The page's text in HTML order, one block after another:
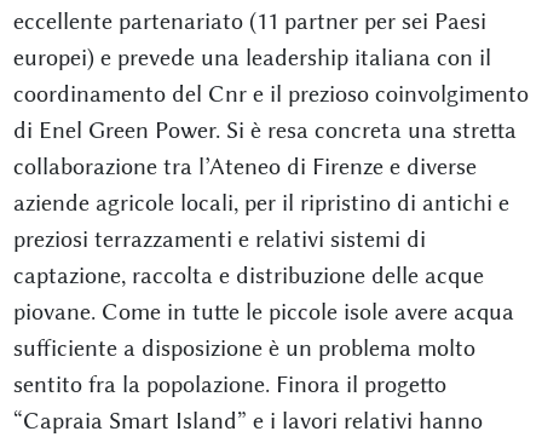
eccellente partenariato (11 partner per sei Paesi
europei) e prevede una leadership italiana con il
coordinamento del Cnr e il prezioso coinvolgimento
di Enel Green Power. Si è resa concreta una stretta
collaborazione tra l’Ateneo di Firenze e diverse
aziende agricole locali, per il ripristino di antichi e
preziosi terrazzamenti e relativi sistemi di
captazione, raccolta e distribuzione delle acque
piovane. Come in tutte le piccole isole avere acqua
sufficiente a disposizione è un problema molto
sentito fra la popolazione. Finora il progetto
“Capraia Smart Island” e i lavori relativi hanno